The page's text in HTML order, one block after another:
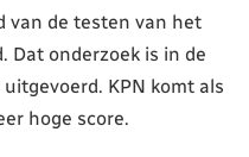
van de testen van het
Dat onderzoek is in de
KPN komt als
hoge score.